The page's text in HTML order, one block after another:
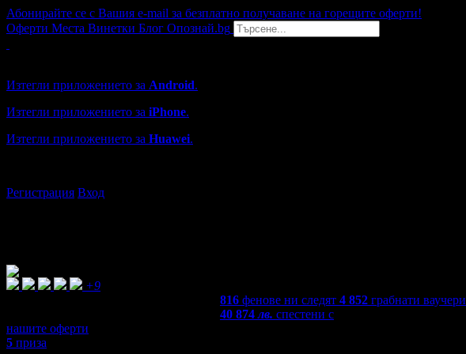
Абонирайте се с Вашия e-mail за безплатно получаване на горещите оферти!
Оферти Места Винетки Блог Опознай.bg
Изтегли приложението за Android.
Изтегли приложението за iPhone.
Изтегли приложението за Huawei.
Регистрация Вход
+9
816 фенове ни следят 4 852 грабнати ваучери
40 874лв. спестени с
нашите оферти
5 приза